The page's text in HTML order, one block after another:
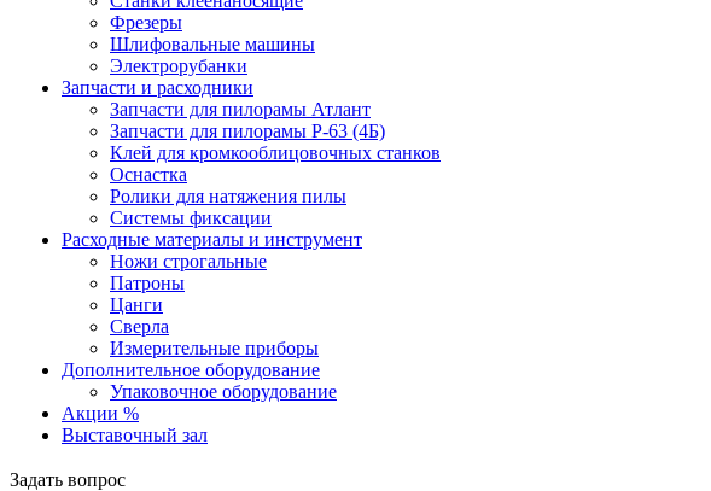
Фрезеры
Шлифовальные машины
Электрорубанки
Запчасти и расходники
Запчасти для пилорамы Атлант
Запчасти для пилорамы Р-63 (4Б)
Клей для кромкооблицовочных станков
Оснастка
Ролики для натяжения пилы
Системы фиксации
Расходные материалы и инструмент
Ножи строгальные
Патроны
Цанги
Сверла
Измерительные приборы
Дополнительное оборудование
Упаковочное оборудование
Акции %
Выставочный зал
Задать вопрос